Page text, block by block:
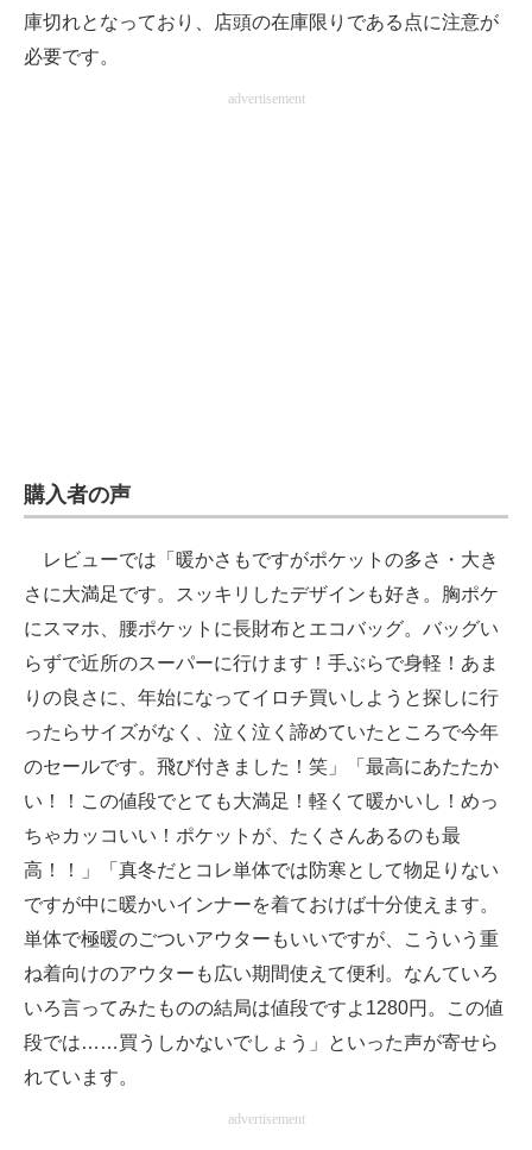
庫切れとなっており、店頭の在庫限りである点に注意が
必要です。
advertisement
購入者の声
レビューでは「暖かさもですがポケットの多さ・大き
さに大満足です。スッキリしたデザインも好き。胸ポケ
にスマホ、腰ポケットに長財布とエコバッグ。バッグい
らずで近所のスーパーに行けます！手ぶらで身軽！あま
りの良さに、年始になってイロチ買いしようと探しに行
ったらサイズがなく、泣く泣く諦めていたところで今年
のセールです。飛び付きました！笑」「最高にあたたか
い！！この値段でとても大満足！軽くて暖かいし！めっ
ちゃカッコいい！ポケットが、たくさんあるのも最
高！！」「真冬だとコレ単体では防寒として物足りない
ですが中に暖かいインナーを着ておけば十分使えます。
単体で極暖のごついアウターもいいですが、こういう重
ね着向けのアウターも広い期間使えて便利。なんていろ
いろ言ってみたものの結局は値段ですよ1280円。この値
段では……買うしかないでしょう」といった声が寄せら
れています。
advertisement